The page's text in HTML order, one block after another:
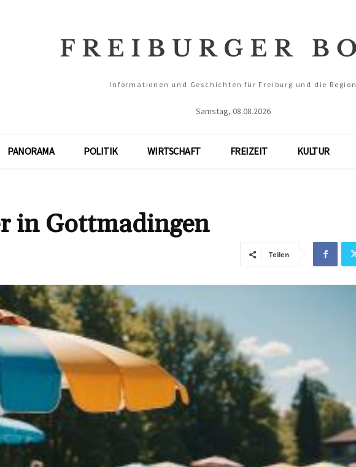
Informationen und Geschichten für Freiburg und die Region
Samstag, 08.08.2026
PANORAMA POLITIK WIRTSCHAFT FREIZEIT KULTUR
in Gottmadingen
Teilen